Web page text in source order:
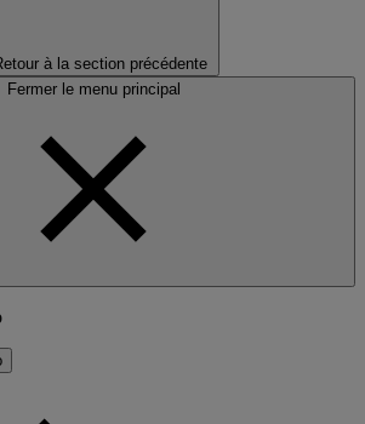
à la section précédente
Fermer le menu principal